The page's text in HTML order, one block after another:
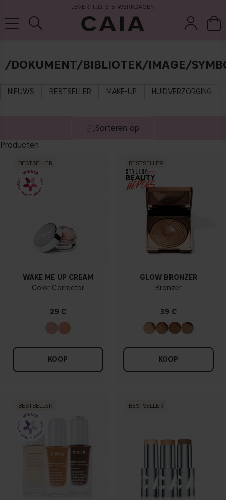
LEVERTIJD: 3-5 WERKDAGEN
/DOKUMENT/BIBLIOTEK/IMAGE/
NIEUWS BESTSELLER MAKE-UP HUIDVERZORGING
Sorteren op
Producten
BESTSELLER
WAKE ME UP CREAM
Color Corrector
29 €
KOOP
BESTSELLER
GLOW BRONZER
Bronzer
39 €
KOOP
BESTSELLER BESTSELLER